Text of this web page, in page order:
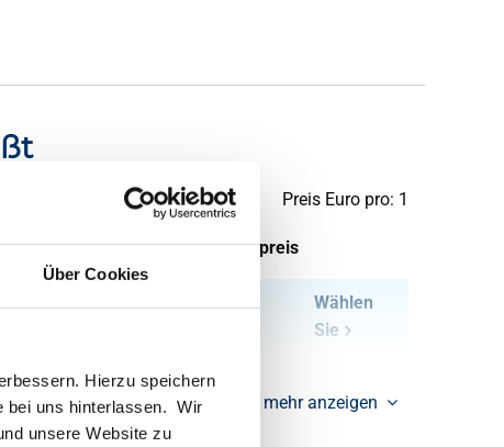
Über Cookies
Hierzu speichern
bei uns hinterlassen. Wir
unsere Website zu
Preis Euro pro: 1
pro KG Bruttopreis
24,213
Wählen
Sie
mehr anzeigen